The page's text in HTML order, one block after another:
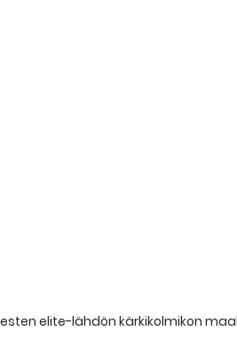
elite-lähdön kärkikolmikon